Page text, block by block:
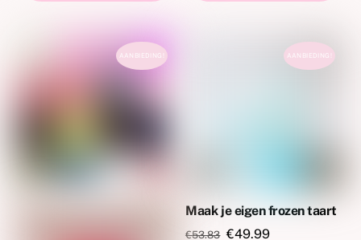
AANBIEDING! AANBIEDING!
Maak je eigen frozen taart
€53.83 Oorspronkelijke
€49.99Huidige